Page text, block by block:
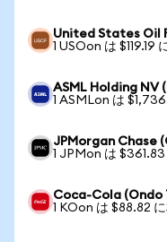
United States Oil
1 USOon は $119.19
ASML Holding NV
1 ASMLon は
JPMorgan Chase
1 JPMon は $361.83
Coca-Cola (Ondo
1 KOon は $88.82